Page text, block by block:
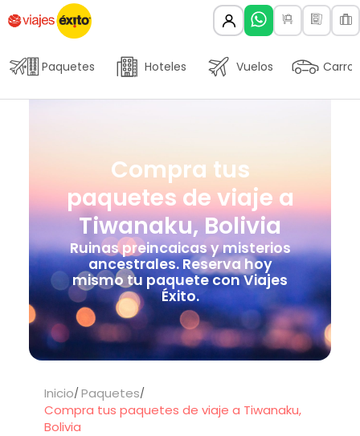
Paquetes Hoteles Vuelos Carros
Compra tus
paquetes de viaje a
Tiwanaku, Bolivia
Ruinas preincaicas y misterios
ancestrales. Reserva hoy
mismo tu paquete con Viajes
Éxito.
Inicio Paquetes
Compra tus paquetes de viaje a Tiwanaku,
Bolivia